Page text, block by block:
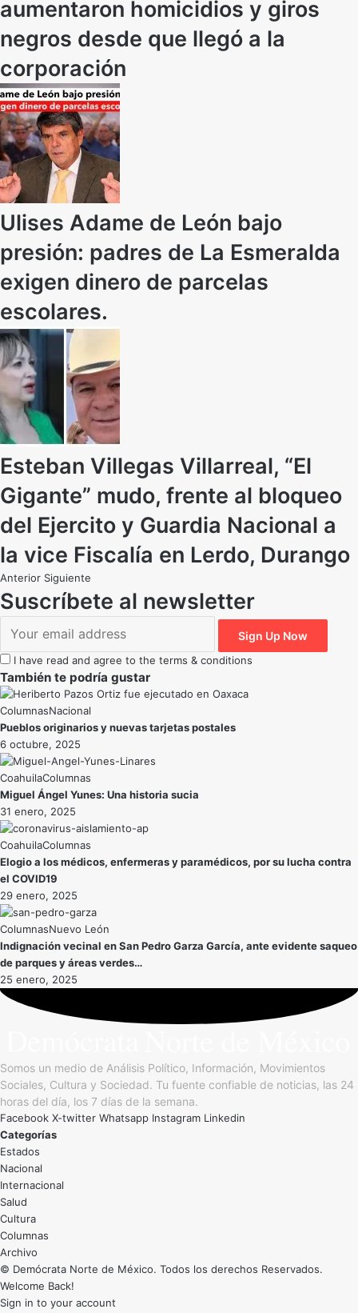
aumentaron homicidios y giros
negros desde que llegó a la
corporación
Ulises Adame de León bajo
presión: padres de La Esmeralda
exigen dinero de parcelas
escolares.
Esteban Villegas Villarreal, “El
Gigante” mudo, frente al bloqueo
del Ejercito y Guardia Nacional a
la vice Fiscalía en Lerdo, Durango
Anterior Siguiente
Suscríbete al newsletter
I have read and agree to the terms & conditions
También te podría gustar
Nacional
Pueblos originarios y nuevas tarjetas postales
6 octubre, 2025
Coahuila
Miguel Ángel Yunes: Una historia sucia
31 enero, 2025
Coahuila
Elogio a los médicos, enfermeras y paramédicos, por su lucha contra
el COVID19
29 enero, 2025
Nuevo León
Indignación vecinal en San Pedro Garza García, ante evidente saqueo
de parques y áreas verdes…
25 enero, 2025
Somos un medio de Análisis Político, Información, Movimientos
Sociales, Cultura y Sociedad. Tu fuente confiable de noticias, las 24
horas del día, los 7 días de la semana.
Facebook X-twitter Whatsapp Instagram Linkedin
Categorías
Estados
Nacional
Internacional
Salud
Cultura
Archivo
© Demócrata Norte de México. Todos los derechos Reservados.
Welcome Back!
Sign in to your account